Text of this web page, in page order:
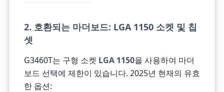
2. 호환되는 마더보드: LGA 1150 소켓 및 칩
셋
G3460T는 구형 소켓 LGA 1150을 사용하여 마더
보드 선택에 제한이 있습니다. 2025년 현재의 유효
한 옵션: